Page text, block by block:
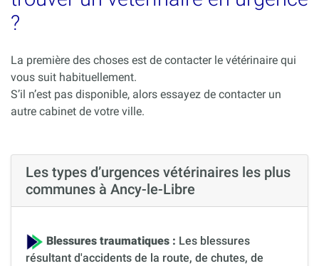
?
La première des choses est de contacter le vétérinaire qui
vous suit habituellement.
S’il n’est pas disponible, alors essayez de contacter un
autre cabinet de votre ville.
Les types d’urgences vétérinaires les plus
communes à Ancy-le-Libre
Blessures traumatiques : Les blessures
résultant d'accidents de la route, de chutes, de